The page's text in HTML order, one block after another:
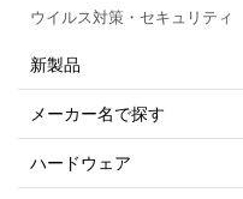
ウイルス対策・セキュリティ
新製品
メーカー名で探す
ハードウェア